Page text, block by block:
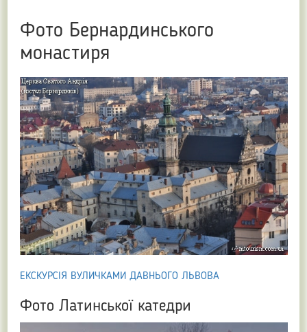
Фото Бернардинського
монастиря
ЕКСКУРСІЯ ВУЛИЧКАМИ ДАВНЬОГО ЛЬВОВА
Фото Латинської катедри